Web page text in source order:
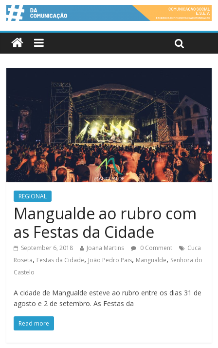
REGIONAL
Mangualde ao rubro com
as Festas da Cidade
September 6, 2018 Joana Martins 0 Comment
Cuca
Roseta, Festas da Cidade, João Pedro Pais, Mangualde, Senhora do
Castelo
A cidade de Mangualde esteve ao rubro entre os dias 31 de
agosto e 2 de setembro. As Festas da
Read more